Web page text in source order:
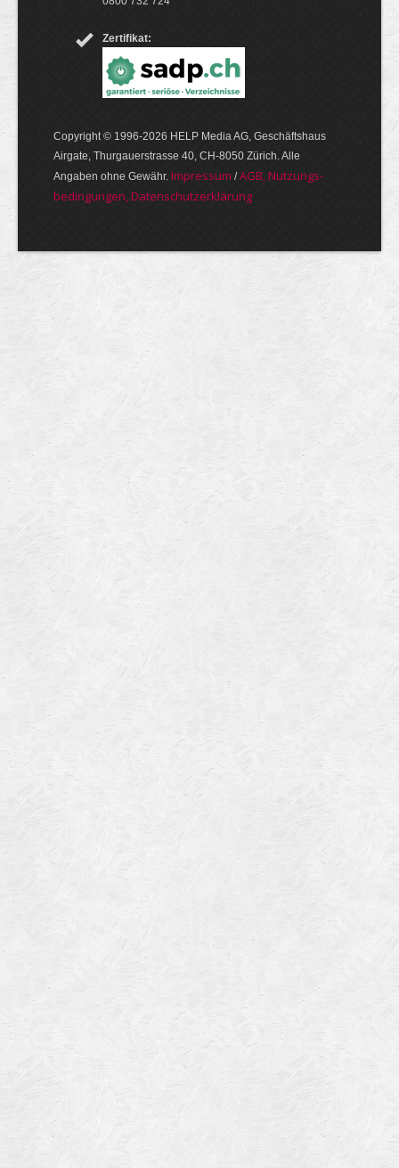
Zertifikat:
Copyright © 1996-2026 HELP Media AG, Geschäftshaus
Airgate, Thurgauer­strasse 40, CH-8050 Zürich. Alle
Angaben ohne Gewähr. Im­pres­sum /AGB, Nut­zungs­
bedin­gungen, Daten­schutz­er­klärung